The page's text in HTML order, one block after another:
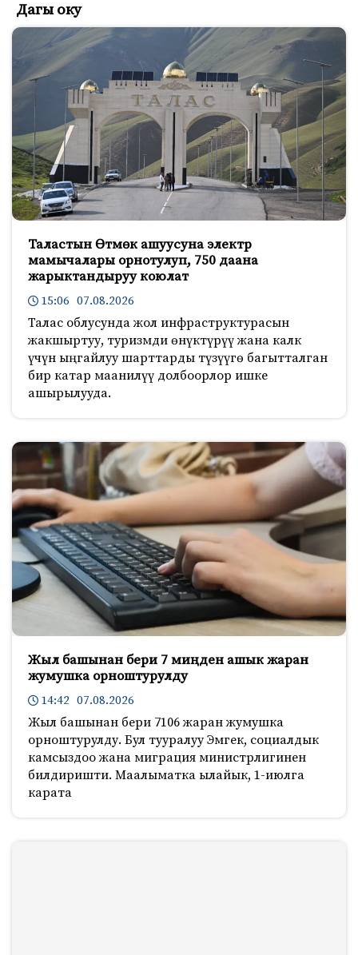
Дагы оку
Таластын Өтмөк ашуусуна электр
мамычалары орнотулуп, 750 даана
жарыктандыруу коюлат
15:06 07.08.2026
Талас облусунда жол инфраструктурасын
жакшыртуу, туризмди өнүктүрүү жана калк
үчүн ыңгайлуу шарттарды түзүүгө багытталган
бир катар маанилүү долбоорлор ишке
ашырылууда.
Жыл башынан бери 7 миңден ашык жаран
жумушка орноштурулду
14:42 07.08.2026
Жыл башынан бери 7106 жаран жумушка
орноштурулду. Бул тууралуу Эмгек, социалдык
камсыздоо жана миграция министрлигинен
билдиришти. Маалыматка ылайык, 1-июлга
карата